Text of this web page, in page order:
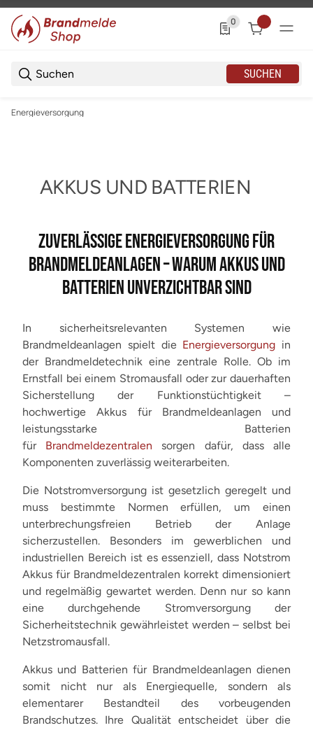
SUCHEN
0
0 Produkte in der
Energieversorgung
AKKUS UND BATTERIEN
ZUVERLÄSSIGE ENERGIEVERSORGUNG FÜR
BRANDMELDEANLAGEN – WARUM AKKUS UND
BATTERIEN UNVERZICHTBAR SIND
In sicherheitsrelevanten Systemen wie
Brandmeldeanlagen spielt die Energieversorgung in
der Brandmeldetechnik eine zentrale Rolle. Ob im
Ernstfall bei einem Stromausfall oder zur dauerhaften
Sicherstellung der Funktionstüchtigkeit –
hochwertige Akkus für Brandmeldeanlagen und
leistungsstarke Batterien
für Brandmeldezentralen sorgen dafür, dass alle
Komponenten zuverlässig weiterarbeiten.
Die Notstromversorgung ist gesetzlich geregelt und
muss bestimmte Normen erfüllen, um einen
unterbrechungsfreien Betrieb der Anlage
sicherzustellen. Besonders im gewerblichen und
industriellen Bereich ist es essenziell, dass Notstrom
Akkus für Brandmeldezentralen korrekt dimensioniert
und regelmäßig gewartet werden. Denn nur so kann
eine durchgehende Stromversorgung der
Sicherheitstechnik gewährleistet werden – selbst bei
Netzstromausfall.
Akkus und Batterien für Brandmeldeanlagen dienen
somit nicht nur als Energiequelle, sondern als
elementarer Bestandteil des vorbeugenden
Brandschutzes. Ihre Qualität entscheidet über die